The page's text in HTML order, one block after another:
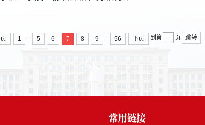
页 1 ... 5 6 7 8 9 ... 56 下页 到第 页 跳转
常用链接